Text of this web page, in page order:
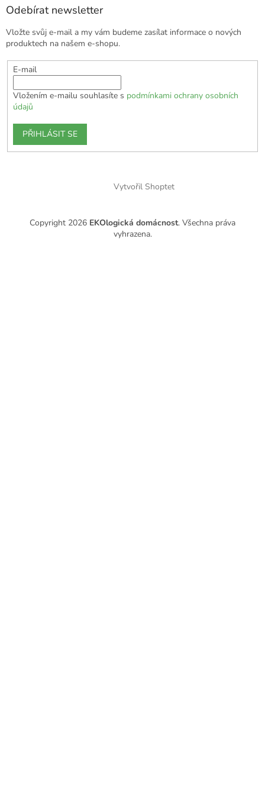
Odebírat newsletter
Vložte svůj e-mail a my vám budeme zasílat informace o nových
produktech na našem e-shopu.
E-mail
Vložením e-mailu souhlasíte s podmínkami ochrany osobních
údajů
PŘIHLÁSIT SE
Vytvořil Shoptet
Copyright 2026 EKOlogická domácnost. Všechna práva
vyhrazena.